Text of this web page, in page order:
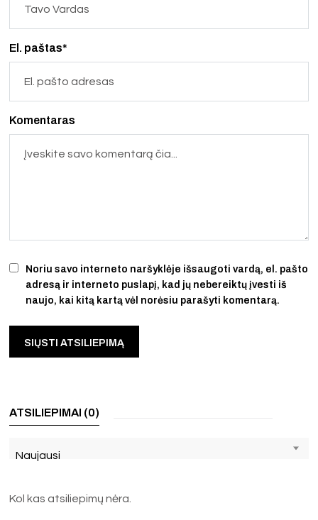
El. paštas*
Noriu savo interneto naršyklėje išsaugoti vardą, el. pašto
adresą ir interneto puslapį, kad jų nebereiktų įvesti iš
naujo, kai kitą kartą vėl norėsiu parašyti komentarą.
Komentaras
ATSILIEPIMAI (0)
Naujausi
Kol kas atsiliepimų nėra.